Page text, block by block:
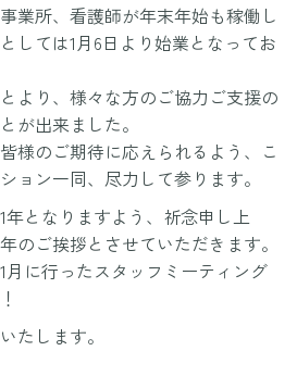
業所、看護師が年末年始も稼働し
しては1月6日より始業となってお
より、様々な方のご協力ご支援の
が出来ました。
様のご期待に応えられるよう、こ
ョン一同、尽力して参ります。
となりますよう、祈念申し上
のご挨拶とさせていただきます。
月に行ったスタッフミーティング
たします。